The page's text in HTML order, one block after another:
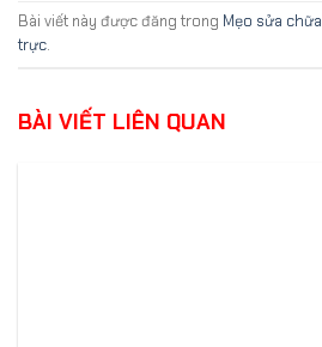
Bài viết này được đăng trong Mẹo sửa chữa
trực.
BÀI VIẾT LIÊN QUAN